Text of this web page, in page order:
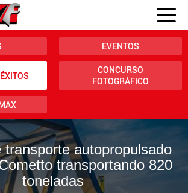
EVENTOS
CONCURSO
FOTOGRÁFICO
transporte autopropulsado
transportando 820
toneladas